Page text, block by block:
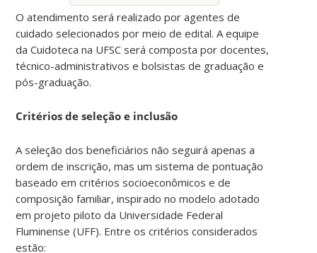
O atendimento será realizado por agentes de
cuidado selecionados por meio de edital. A equipe
da Cuidoteca na UFSC será composta por docentes,
técnico-administrativos e bolsistas de graduação e
pós-graduação.
Critérios de seleção e inclusão
A seleção dos beneficiários não seguirá apenas a
ordem de inscrição, mas um sistema de pontuação
baseado em critérios socioeconômicos e de
composição familiar, inspirado no modelo adotado
em projeto piloto da Universidade Federal
Fluminense (UFF). Entre os critérios considerados
estão: